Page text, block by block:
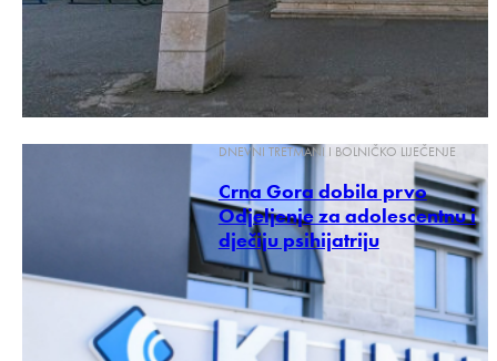
DNEVNI TRETMANI I BOLNIČKO LIJEČENJE
Crna Gora dobila prvo
Odjeljenje za adolescentnu i
dječiju psihijatriju